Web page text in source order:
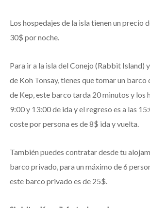
Los hospedajes de la isla tienen un precio
30$ por noche.
Para ir a la isla del Conejo (Rabbit Island)
de Koh Tonsay, tienes que tomar un barco
de Kep, este barco tarda 20 minutos y los
9:00 y 13:00 de ida y el regreso es a las
coste por persona es de 8$ ida y vuelta.
También puedes contratar desde tu
barco privado, para un máximo de 6
este barco privado es de 25$.